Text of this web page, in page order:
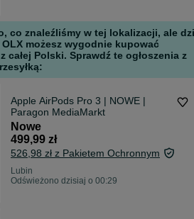
co znaleźliśmy w tej lokalizacji, ale
OLX możesz wygodnie kupować
całej Polski. Sprawdź te ogłoszenia z
Apple AirPods Pro 3 | NOWE |
Paragon MediaMarkt
Nowe
499,99 zł
526,98 zł z Pakietem Ochronnym
Lubin
Odświeżono dzisiaj o 00:29